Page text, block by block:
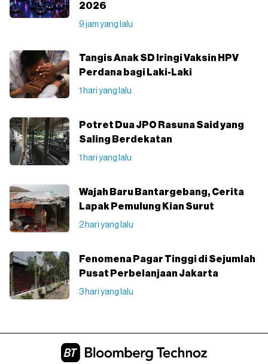
2026
9 jam yang lalu
Tangis Anak SD Iringi Vaksin HPV
Perdana bagi Laki-Laki
1 hari yang lalu
Potret Dua JPO Rasuna Said yang
Saling Berdekatan
1 hari yang lalu
Wajah Baru Bantargebang, Cerita
Lapak Pemulung Kian Surut
2 hari yang lalu
Fenomena Pagar Tinggi di Sejumlah
Pusat Perbelanjaan Jakarta
3 hari yang lalu